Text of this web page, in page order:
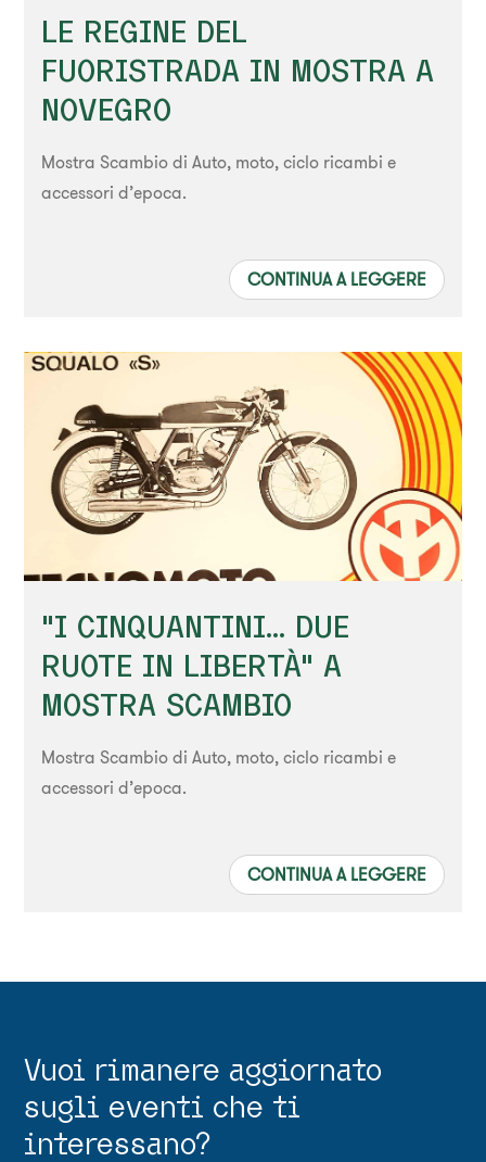
LE REGINE DEL
FUORISTRADA IN MOSTRA A
NOVEGRO
Mostra Scambio di Auto, moto, ciclo ricambi e
accessori d’epoca.
CONTINUA A LEGGERE
"I CINQUANTINI... DUE
RUOTE IN LIBERTÀ" A
MOSTRA SCAMBIO
Mostra Scambio di Auto, moto, ciclo ricambi e
accessori d’epoca.
CONTINUA A LEGGERE
Vuoi rimanere aggiornato
sugli eventi che ti
interessano?